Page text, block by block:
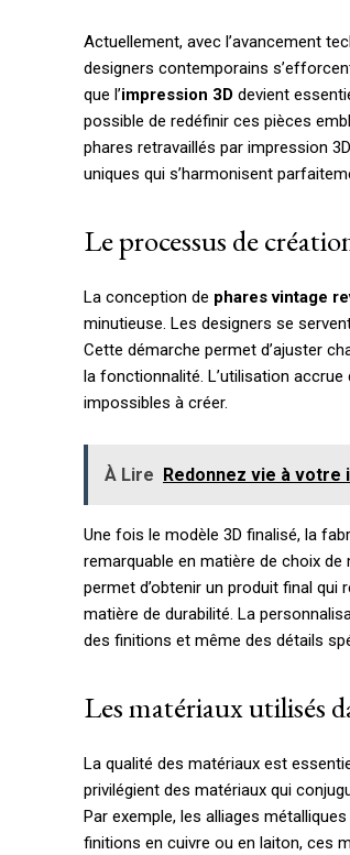
Actuellement, avec l’avancement
designers contemporains
que l’impression 3D devient
possible de redéfinir ces pièces
phares retravaillés par impression
uniques qui s’harmonisent
Le processus de
La conception de phares vintage
minutieuse. Les designers se
Cette démarche permet d’ajuster
la fonctionnalité. L’utilisation
impossibles à créer.
À Lire Redonnez vie à
Une fois le modèle 3D finalisé, la
remarquable en matière de choix
permet d’obtenir un produit final
matière de durabilité. La
des finitions et même des détails
Les matériaux utilisés
La qualité des matériaux est
privilégient des matériaux qui
Par exemple, les alliages
finitions en cuivre ou en laiton, ces